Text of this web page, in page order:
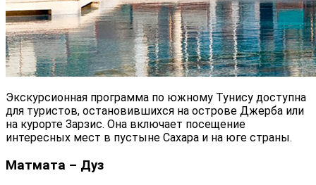
Экскурсионная программа по южному Тунису доступна
для туристов, остановившихся на острове Джерба или
на курорте Зарзис. Она включает посещение
интересных мест в пустыне Сахара и на юге страны.
Матмата – Дуз